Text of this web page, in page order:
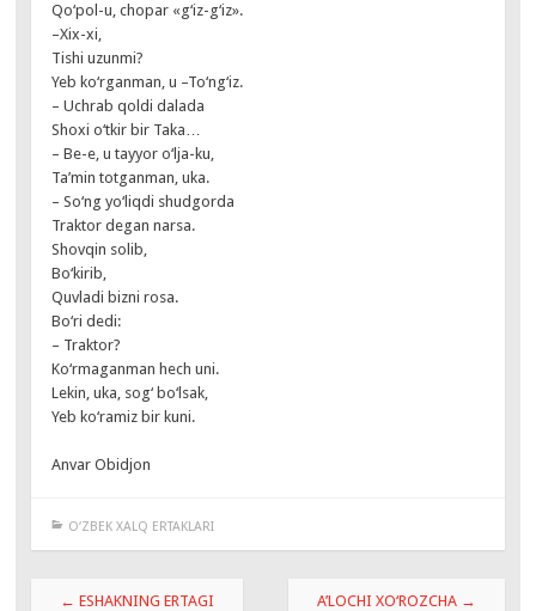
Qo‘pol-u, chopar «g‘iz-g‘iz».
–Xix-xi,
Tishi uzunmi?
Yeb ko‘rganman, u –To‘ng‘iz.
– Uchrab qoldi dalada
Shoxi o‘tkir bir Taka…
– Be-e, u tayyor o‘lja-ku,
Ta’min totganman, uka.
– So‘ng yo‘liqdi shudgorda
Traktor degan narsa.
Shovqin solib,
Bo‘kirib,
Quvladi bizni rosa.
Bo‘ri dedi:
– Traktor?
Ko‘rmaganman hech uni.
Lekin, uka, sog‘ bo‘lsak,
Yeb ko‘ramiz bir kuni.
Anvar Obidjon
O‘ZBEK XALQ ERTAKLARI
Навигация
← ESHAKNING ERTAGI A’LOCHI XO‘ROZCHA →